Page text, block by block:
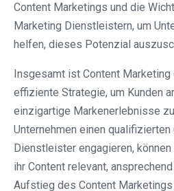
Content Marketings und die
Marketing Dienstleistern, um
helfen, dieses Potenzial
Insgesamt ist Content
effiziente Strategie, um Kunden
einzigartige Markenerlebnisse
Unternehmen einen
Dienstleister engagieren,
ihr Content relevant,
Aufstieg des Content